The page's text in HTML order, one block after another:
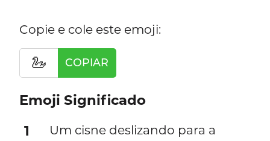
Copie e cole este emoji:
🦢 COPIAR
Emoji Significado
1
Um cisne deslizando para a